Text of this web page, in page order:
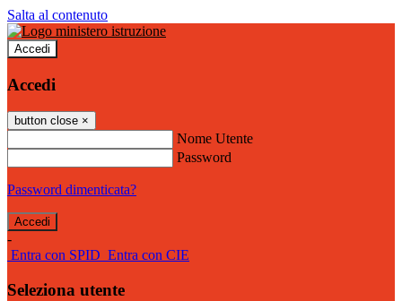
Salta al contenuto
Accedi
Accedi
button close ×
Nome Utente
Password
Password dimenticata?
-
Entra con SPID Entra con CIE
Seleziona utente